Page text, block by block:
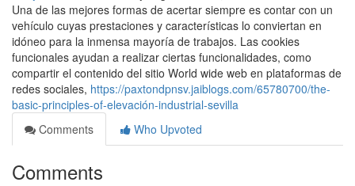
Una de las mejores formas de acertar siempre es contar con un
vehículo cuyas prestaciones y características lo conviertan en
idóneo para la inmensa mayoría de trabajos. Las cookies
funcionales ayudan a realizar ciertas funcionalidades, como
compartir el contenido del sitio World wide web en plataformas de
redes sociales, https://paxtondpnsv.jaiblogs.com/65780700/the-
basic-principles-of-elevación-industrial-sevilla
Comments
Who Upvoted
Comments